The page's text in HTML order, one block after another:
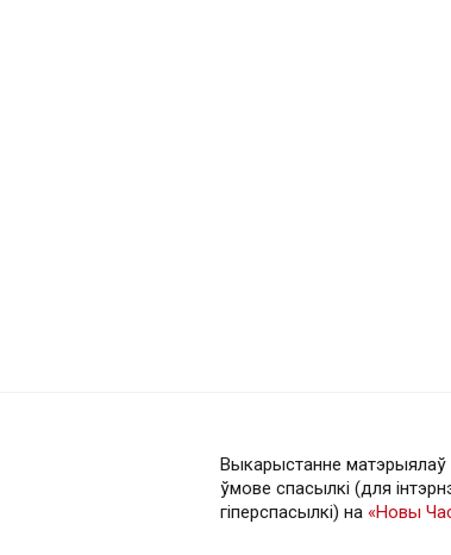
Выкарыстанне
ўмове спасылкі (для
гiперспасылкi) на «Новы